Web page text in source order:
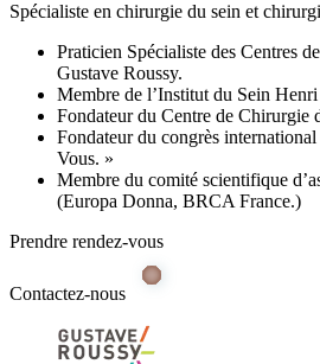
Spécialiste en chirurgie du sein et
Praticien Spécialiste des Centres
Gustave Roussy.
Membre de l’Institut du Sein
Fondateur du Centre de Chirurgie
Fondateur du congrès
Vous. »
Membre du comité scientifique
(Europa Donna, BRCA France.)
Prendre rendez-vous
Contactez-nous